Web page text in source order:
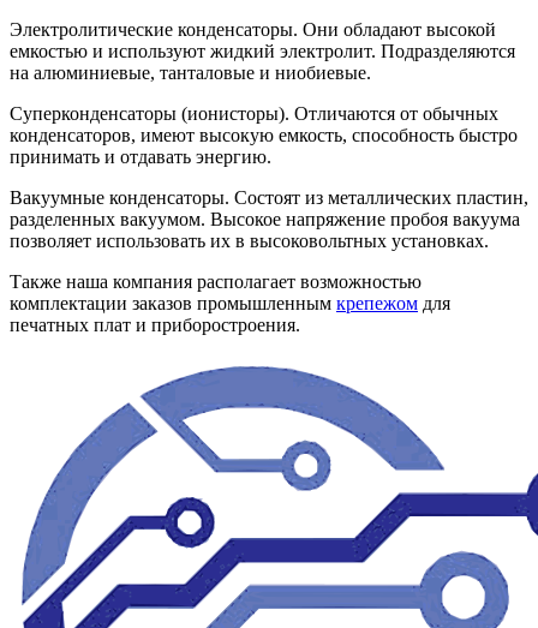
Электролитические конденсаторы. Они обладают высокой
емкостью и используют жидкий электролит. Подразделяются
на алюминиевые, танталовые и ниобиевые.
Суперконденсаторы (ионисторы). Отличаются от обычных
конденсаторов, имеют высокую емкость, способность быстро
принимать и отдавать энергию.
Вакуумные конденсаторы. Состоят из металлических пластин,
разделенных вакуумом. Высокое напряжение пробоя вакуума
позволяет использовать их в высоковольтных установках.
Также наша компания располагает возможностью
комплектации заказов промышленным крепежом для
печатных плат и приборостроения.